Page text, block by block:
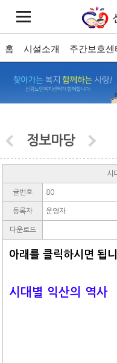
홈 시설소개 주간보호센
정보마당
시
글번호 80
등록자 운영자
다운로드
아래를 클릭하시면 됩
시대별 익산의 역사